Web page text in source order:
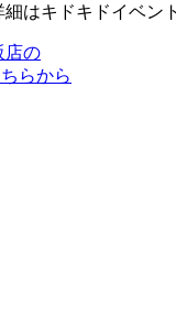
はキドキドイベン
店の
らから